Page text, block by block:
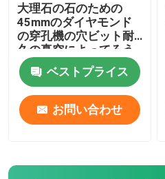
大理石の石のための
45mmのダイヤモンド
の穿孔機の穴ビット耐
久の真空によってろう
付けされる用具
ベストプライス
お問い合わせ